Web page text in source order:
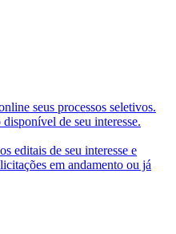
seus processos seletivos.
de seu interesse.
editais de seu interesse e
em andamento ou já